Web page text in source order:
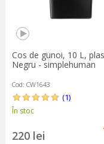
Cos de gunoi, 10 L,
Negru - simplehuman
Cod: CW1643
(1)
În stoc
220 lei